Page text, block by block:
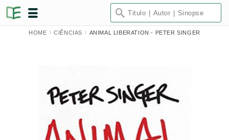
HOME CIÊNCIAS ANIMAL LIBERATION - PETER SINGER